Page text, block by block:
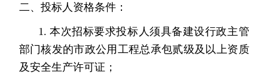
二、投标人资格条件：
1.本次招标要求投标人须具备建设行政主管
部门核发的市政公用工程总承包贰级及以上资质
及安全生产许可证；